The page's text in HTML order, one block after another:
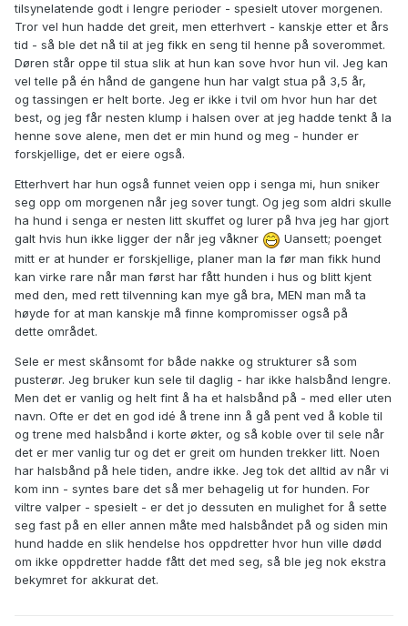
tilsynelatende godt i lengre perioder - spesielt utover morgenen.
Tror vel hun hadde det greit, men etterhvert - kanskje etter et års
tid - så ble det nå til at jeg fikk en seng til henne på soverommet.
Døren står oppe til stua slik at hun kan sove hvor hun vil. Jeg kan
vel telle på én hånd de gangene hun har valgt stua på 3,5 år,
og tassingen er helt borte. Jeg er ikke i tvil om hvor hun har det
best, og jeg får nesten klump i halsen over at jeg hadde tenkt å la
henne sove alene, men det er min hund og meg - hunder er
forskjellige, det er eiere også.
Etterhvert har hun også funnet veien opp i senga mi, hun sniker
seg opp om morgenen når jeg sover tungt. Og jeg som aldri skulle
ha hund i senga er nesten litt skuffet og lurer på hva jeg har gjort
galt hvis hun ikke ligger der når jeg våkner
Uansett; poenget
mitt er at hunder er forskjellige, planer man la før man fikk hund
kan virke rare når man først har fått hunden i hus og blitt kjent
med den, med rett tilvenning kan mye gå bra, MEN man må ta
høyde for at man kanskje må finne kompromisser også på
dette området.
Sele er mest skånsomt for både nakke og strukturer så som
pusterør. Jeg bruker kun sele til daglig - har ikke halsbånd lengre.
Men det er vanlig og helt fint å ha et halsbånd på - med eller uten
navn. Ofte er det en god idé å trene inn å gå pent ved å koble til
og trene med halsbånd i korte økter, og så koble over til sele når
det er mer vanlig tur og det er greit om hunden trekker litt. Noen
har halsbånd på hele tiden, andre ikke. Jeg tok det alltid av når vi
kom inn - syntes bare det så mer behagelig ut for hunden. For
viltre valper - spesielt - er det jo dessuten en mulighet for å sette
seg fast på en eller annen måte med halsbåndet på og siden min
hund hadde en slik hendelse hos oppdretter hvor hun ville dødd
om ikke oppdretter hadde fått det med seg, så ble jeg nok ekstra
bekymret for akkurat det.